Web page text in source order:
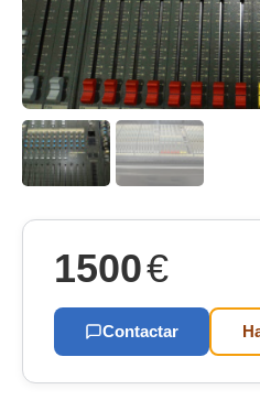
1500€
Contactar